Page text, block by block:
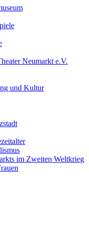
Neumarkt e.V.
und Kultur
im Zweiten Weltkrieg